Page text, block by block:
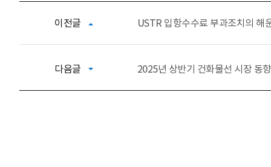
이전글 USTR 입항수수료 부과조치의 해
다음글 2025년 상반기 건화물선 시장 동향